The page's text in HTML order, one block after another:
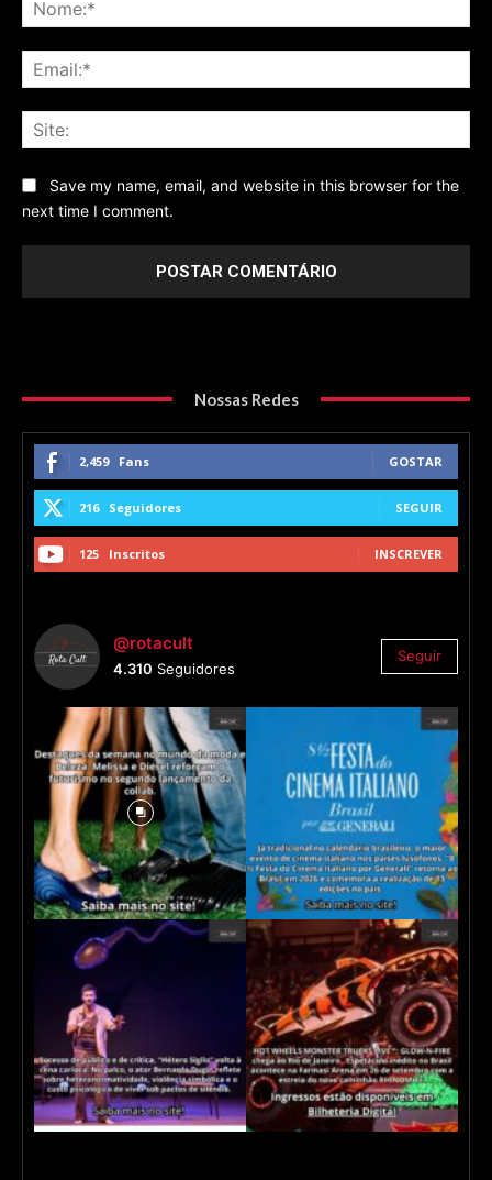
Save my name, email, and website in this browser for the
next time I comment.
Nossas Redes
2,459 Fans GOSTAR
216 Seguidores SEGUIR
125 Inscritos INSCREVER
@rotacult
4.310 Seguidores
Seguir